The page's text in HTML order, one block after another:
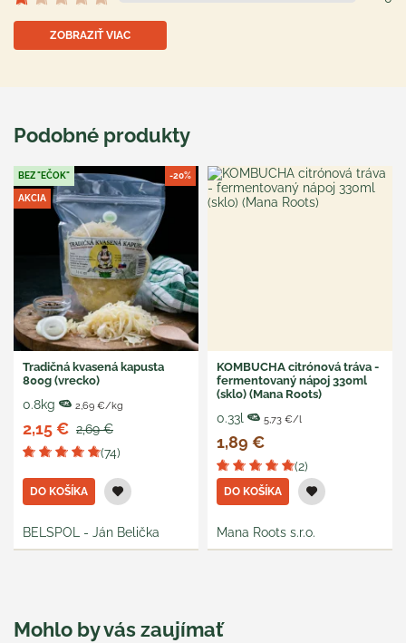
ZOBRAZIŤ VIAC
Podobné produkty
-20%
BEZ "EČOK"
AKCIA
Tradičná kvasená kapusta
800g (vrecko)
0.8kg 2,69 €/kg
2,15 € 2,69 €
(74)
DO KOŠÍKA
BELSPOL - Ján Belička
KOMBUCHA citrónová tráva -
fermentovaný nápoj 330ml
(sklo) (Mana Roots)
0.33l 5,73 €/l
1,89 €
(2)
DO KOŠÍKA
Mana Roots s.r.o.
Mohlo by vás zaujímať